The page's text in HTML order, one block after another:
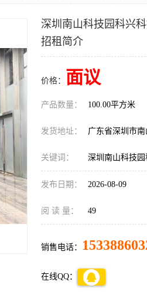
深圳南山科技园科兴
招租简介
价格： 面议
产品数量： 100.00平方米
发货地址： 广东省深圳市
关键词： 深圳南山科技
发布日期： 2026-08-09
阅 读 量： 49
销售电话：
在线QQ：